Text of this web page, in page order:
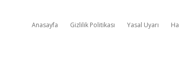
Anasayfa Gizlilik Politikası Yasal Uyarı